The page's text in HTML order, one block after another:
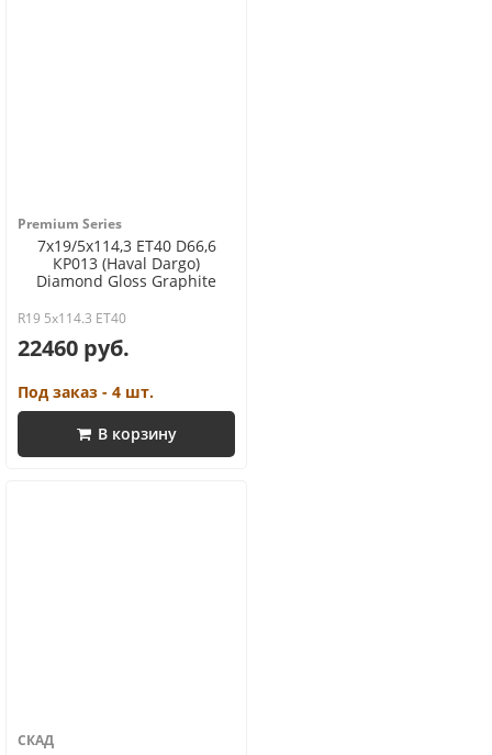
Premium Series
7x19/5x114,3 ET40 D66,6
КР013 (Haval Dargo)
Diamond Gloss Graphite
R19 5x114.3 ET40
22460 руб.
Под заказ - 4 шт.
В корзину
СКАД